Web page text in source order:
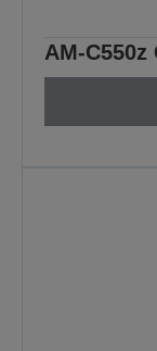
AM-C550z